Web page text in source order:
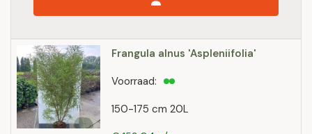
Frangula alnus 'Aspleniifolia'
150-175 cm 20L
Voorraad: